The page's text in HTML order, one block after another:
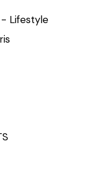
Lifestyle